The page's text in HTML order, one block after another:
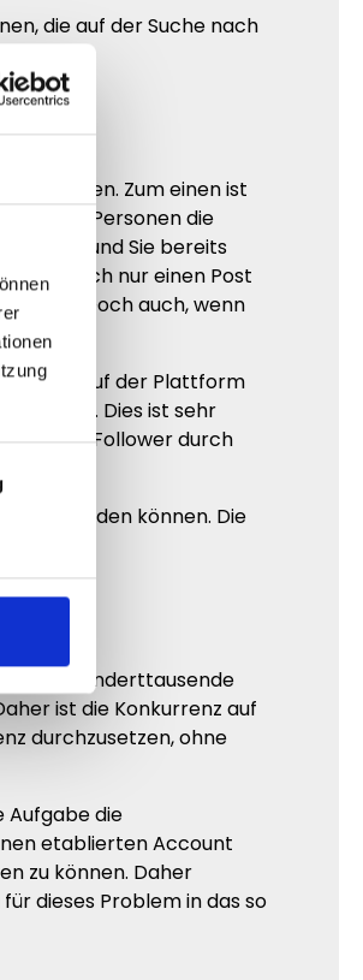
die auf der Suche nach
möchten. Zum einen ist
so viele Personen die
ist und Sie bereits
durch nur einen Post
Doch auch, wenn
suchen auf der Plattform
Dies ist sehr
die Follower durch
überwinden können. Die
es hunderttausende
ist die Konkurrenz auf
durchzusetzen, ohne
Aufgabe die
etablierten Account
zu können. Daher
dieses Problem in das so